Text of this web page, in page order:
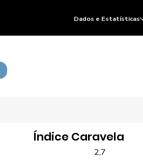
Índice Caravela
2,7
Dados e Estatísticas